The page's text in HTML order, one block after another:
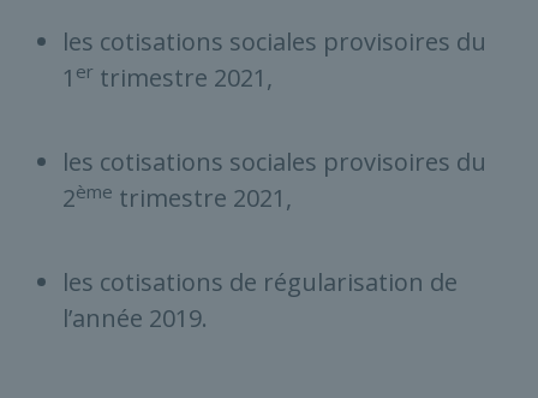
les cotisations sociales provisoires du
1 er trimestre 2021,
les cotisations sociales provisoires du
2ème trimestre 2021,
les cotisations de régularisation de
l’année 2019.